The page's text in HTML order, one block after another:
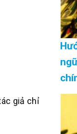
giả chỉ